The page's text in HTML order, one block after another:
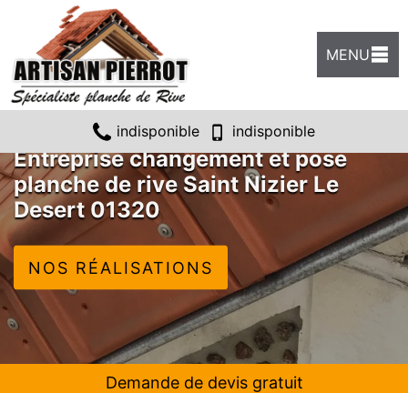
MENU
indisponible indisponible
Entreprise changement et pose
planche de rive Saint Nizier Le
Desert 01320
NOS RÉALISATIONS
Demande de devis gratuit